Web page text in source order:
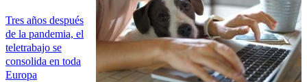
Tres años después
de la pandemia, el
teletrabajo se
consolida en toda
Europa